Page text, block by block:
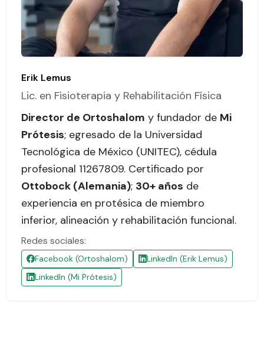
Erik Lemus
Lic. en Fisioterapia y Rehabilitación Física
Director de Ortoshalom y fundador de Mi
Prótesis; egresado de la Universidad
Tecnológica de México (UNITEC), cédula
profesional 11267809. Certificado por
Ottobock (Alemania); 30+ años de
experiencia en protésica de miembro
inferior, alineación y rehabilitación funcional.
Redes sociales:
Facebook (Ortoshalom)
LinkedIn (Erik Lemus)
LinkedIn (Mi Prótesis)